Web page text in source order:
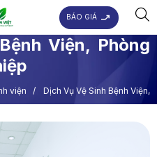
BÁO GIÁ
Viện, Phòng
viện / Dịch Vụ Vệ Sinh Bệnh Viện,